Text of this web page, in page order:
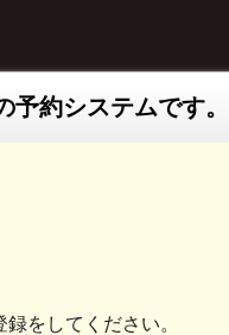
約システムです。
をしてください。